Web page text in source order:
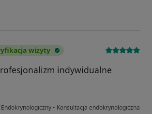
wizyty
indywidualne
• Konsultacja endokrynologiczna